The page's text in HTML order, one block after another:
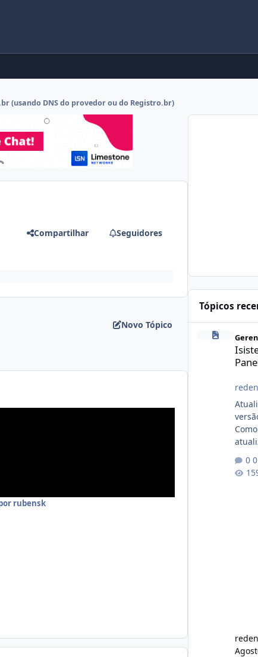
(usando DNS do provedor ou do Registro.br)
Compartilhar Seguidores
Novo Tópico
rubensk
Tópicos
Isistem 9.8 API
Atualização!
Como
atualizar